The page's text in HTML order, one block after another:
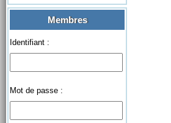
Membres
Identifiant :
Mot de passe :